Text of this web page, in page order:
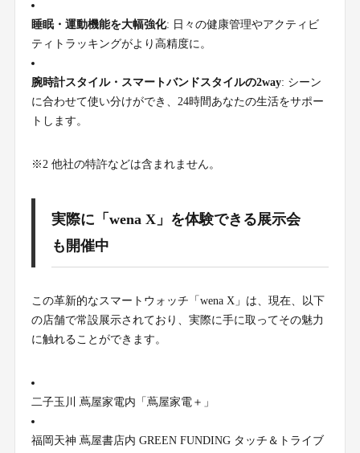
睡眠・運動機能を大幅強化: 日々の健康管理やアクティビ
ティトラッキングがより高精度に。
腕時計スタイル・スマートバンドスタイルの2way: シーン
に合わせて使い分けができ、24時間あなたの生活をサポー
トします。
※2 他社の特許などは含まれません。
実際に「wena X」を体験できる展示会
も開催中
この革新的なスマートウォッチ「wena X」は、現在、以下
の店舗で常設展示されており、実際に手に取ってその魅力
に触れることができます。
二子玉川 蔦屋家電内「蔦屋家電＋」
福岡天神 蔦屋書店内 GREEN FUNDING タッチ＆トライブ